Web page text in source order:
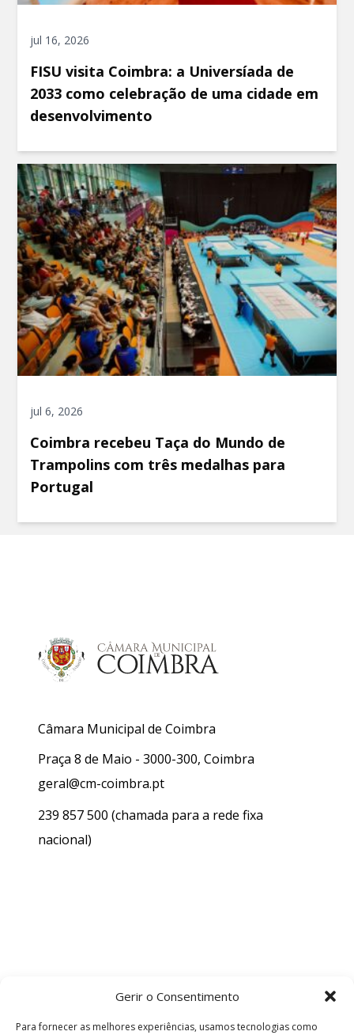
Gerir o Consentimento
Para fornecer as melhores experiências, usamos tecnologias como
jul 16, 2026
FISU visita Coimbra: a Universíada de
2033 como celebração de uma cidade em
desenvolvimento
jul 6, 2026
Coimbra recebeu Taça do Mundo de
Trampolins com três medalhas para
Portugal
Câmara Municipal de Coimbra
Praça 8 de Maio - 3000-300, Coimbra
geral@cm-coimbra.pt
239 857 500 (chamada para a rede fixa
nacional)